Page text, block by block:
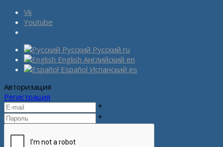
Vk
Youtube
Русский Русский ru
English Английский en
Español Испанский es
Авторизация
Регистрация
*
*